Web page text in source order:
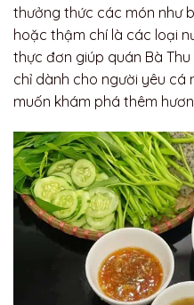
thưởng thức các món như
hoặc thậm chí là các loại
thực đơn giúp quán Bà
chỉ dành cho người yêu cá
muốn khám phá thêm